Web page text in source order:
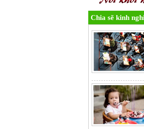
Chia sẽ kinh